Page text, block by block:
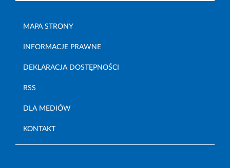
MAPA STRONY
INFORMACJE PRAWNE
DEKLARACJA DOSTĘPNOŚCI
RSS
DLA MEDIÓW
KONTAKT